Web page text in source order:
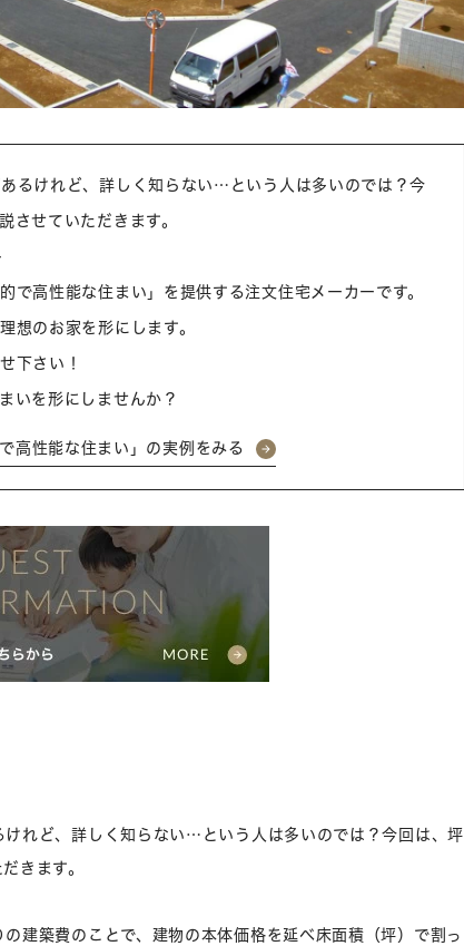
るけれど、詳しく知らない…という人は多いのでは？今
させていただきます。
で高性能な住まい」を提供する注文住宅メーカーです。
想のお家を形にします。
下さい！
いを形にしませんか？
高性能な住まい」の実例をみる
けれど、詳しく知らない…という人は多いのでは？今回は、坪
きます。
建築費のことで、建物の本体価格を延べ床面積（坪）で割っ